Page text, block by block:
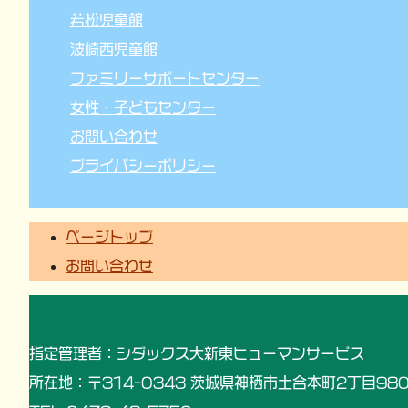
若松児童館
波崎西児童館
ファミリーサポートセンター
女性・子どもセンター
お問い合わせ
プライバシーポリシー
ページトップ
お問い合わせ
指定管理者：シダックス大新東ヒューマンサービス
所在地：〒314-0343 茨城県神栖市土合本町2丁目